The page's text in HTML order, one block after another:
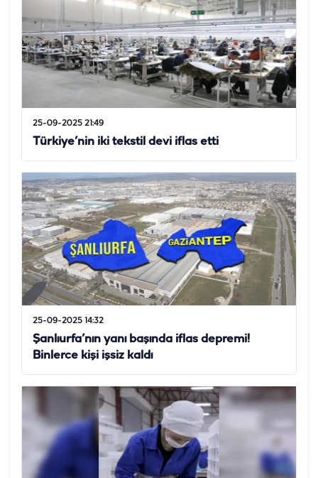
25-09-2025 21:49
Türkiye’nin iki tekstil devi iflas etti
25-09-2025 14:32
Şanlıurfa’nın yanı başında iflas depremi!
Binlerce kişi işsiz kaldı